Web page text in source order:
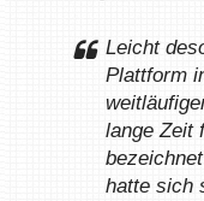
Leicht
Plattform
lange Zeit
hatte sich